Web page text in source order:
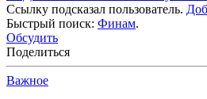
Ссылку подсказал пользователь.
Быстрый поиск: Финам.
Обсудить
Поделиться
Важное